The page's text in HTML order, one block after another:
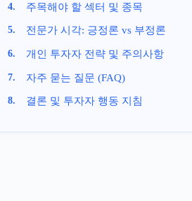
주목해야 할 섹터 및 종목
전문가 시각: 긍정론 vs 부정론
개인 투자자 전략 및 주의사항
자주 묻는 질문 (FAQ)
결론 및 투자자 행동 지침